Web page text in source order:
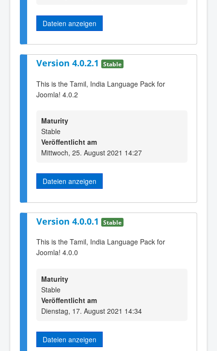
Dateien anzeigen
Version 4.0.2.1 Stable
This is the Tamil, India Language Pack for
Joomla! 4.0.2
Maturity
Stable
Veröffentlicht am
Mittwoch, 25. August 2021 14:27
Dateien anzeigen
Version 4.0.0.1 Stable
This is the Tamil, India Language Pack for
Joomla! 4.0.0
Maturity
Stable
Veröffentlicht am
Dienstag, 17. August 2021 14:34
Dateien anzeigen